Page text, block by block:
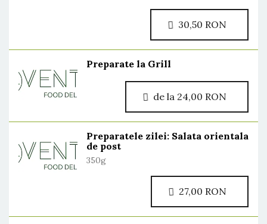
Preparate la Grill
Preparatele zilei: Salata orientala
de post
350g